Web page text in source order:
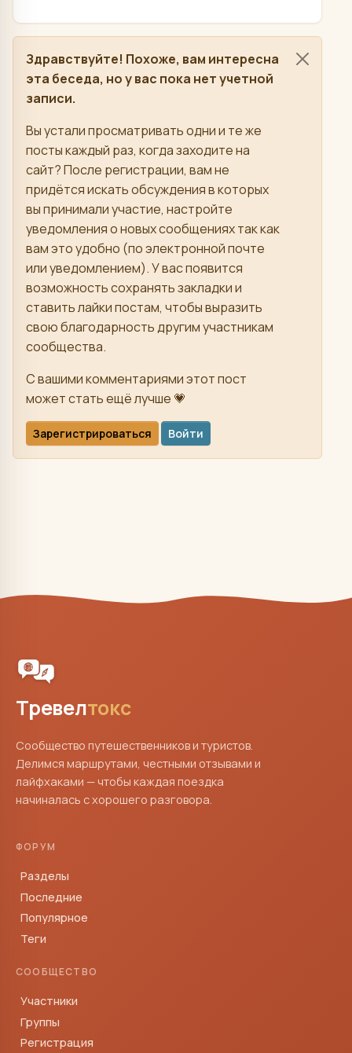
Здравствуйте! Похоже, вам интересна
эта беседа, но у вас пока нет учетной
записи.
Вы устали просматривать одни и те же
посты каждый раз, когда заходите на
сайт? После регистрации, вам не
придётся искать обсуждения в которых
вы принимали участие, настройте
уведомления о новых сообщениях так как
вам это удобно (по электронной почте
или уведомлением). У вас появится
возможность сохранять закладки и
ставить лайки постам, чтобы выразить
свою благодарность другим участникам
сообщества.
С вашими комментариями этот пост
может стать ещё лучше 💗
Зарегистрироваться Войти
Тревелтокс
Сообщество путешественников и туристов.
Делимся маршрутами, честными отзывами и
лайфхаками — чтобы каждая поездка
начиналась с хорошего разговора.
ФОРУМ
Разделы
Последние
Популярное
Теги
СООБЩЕСТВО
Участники
Группы
Регистрация